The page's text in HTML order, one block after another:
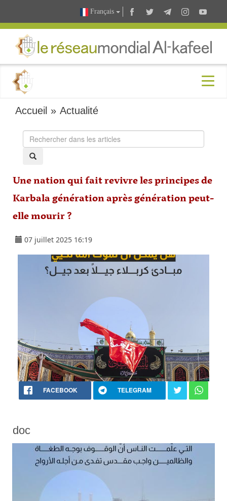
Français
Accueil »Actualité
Une nation qui fait revivre les principes de
Karbala génération après génération peut-
elle mourir ?
07 juillet 2025 16:19
FACEBOOK TELEGRAM
doc